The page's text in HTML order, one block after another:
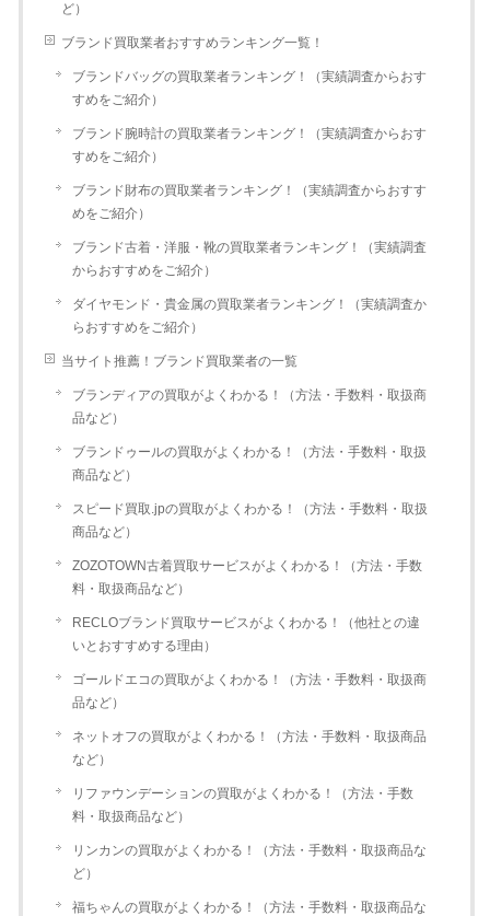
ど）
ブランド買取業者おすすめランキング一覧！
ブランドバッグの買取業者ランキング！（実績調査からおす
すめをご紹介）
ブランド腕時計の買取業者ランキング！（実績調査からおす
すめをご紹介）
ブランド財布の買取業者ランキング！（実績調査からおすす
めをご紹介）
ブランド古着・洋服・靴の買取業者ランキング！（実績調査
からおすすめをご紹介）
ダイヤモンド・貴金属の買取業者ランキング！（実績調査か
らおすすめをご紹介）
当サイト推薦！ブランド買取業者の一覧
ブランディアの買取がよくわかる！（方法・手数料・取扱商
品など）
ブランドゥールの買取がよくわかる！（方法・手数料・取扱
商品など）
スピード買取.jpの買取がよくわかる！（方法・手数料・取扱
商品など）
ZOZOTOWN古着買取サービスがよくわかる！（方法・手数
料・取扱商品など）
RECLOブランド買取サービスがよくわかる！（他社との違
いとおすすめする理由）
ゴールドエコの買取がよくわかる！（方法・手数料・取扱商
品など）
ネットオフの買取がよくわかる！（方法・手数料・取扱商品
など）
リファウンデーションの買取がよくわかる！（方法・手数
料・取扱商品など）
リンカンの買取がよくわかる！（方法・手数料・取扱商品な
ど）
福ちゃんの買取がよくわかる！（方法・手数料・取扱商品な